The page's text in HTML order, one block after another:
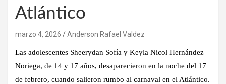
Atlántico
marzo 4, 2026 Anderson Rafael Valdez
Las adolescentes Sheerydan Sofía y Keyla Nicol Hernández
Noriega, de 14 y 17 años, desaparecieron en la noche del 17
de febrero, cuando salieron rumbo al carnaval en el Atlántico.